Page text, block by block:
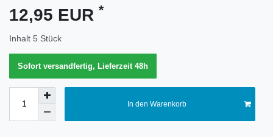
Merkmal
12,95 EUR *
Inhalt 5 Stück
Sofort versandfertig, Lieferzeit 48h
In den Warenkorb